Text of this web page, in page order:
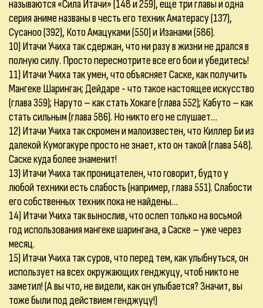
называются «Сила Итачи» (148 и 259), еще три главы и одна
серия аниме названы в честь его техник Аматерасу (137),
Сусаноо (392), Кото Амацуками (550) и Изанами (586).
10) Итачи Учиха так сдержан, что ни разу в жизни не дрался в
полную силу. Просто пересмотрите все его бои и убедитесь!
11) Итачи Учиха так умен, что объясняет Саске, как получить
Мангеке Шаринган; Дейдаре - что такое настоящее искусство
(глава 359); Наруто – как стать Хокаге (глава 552); Кабуто – как
стать сильным (глава 586). Но никто его не слушает…
12) Итачи Учиха так скромен и малоизвестен, что Киллер Би из
далекой Кумогакуре просто не знает, кто он такой (глава 548).
Саске куда более знаменит!
13) Итачи Учиха так проницателен, что говорит, будто у
любой техники есть слабость (например, глава 551). Слабости
его собственных техник пока не найдены…
14) Итачи Учиха так вынослив, что ослеп только на восьмой
год использования мангеке шарингана, а Саске – уже через
месяц.
15) Итачи Учиха так суров, что перед тем, как улыбнуться, он
использует на всех окружающих генджуцу, чтоб никто не
заметил! (А вы что, не видели, как он улыбается? Значит, вы
тоже были под действием генджуцу!)